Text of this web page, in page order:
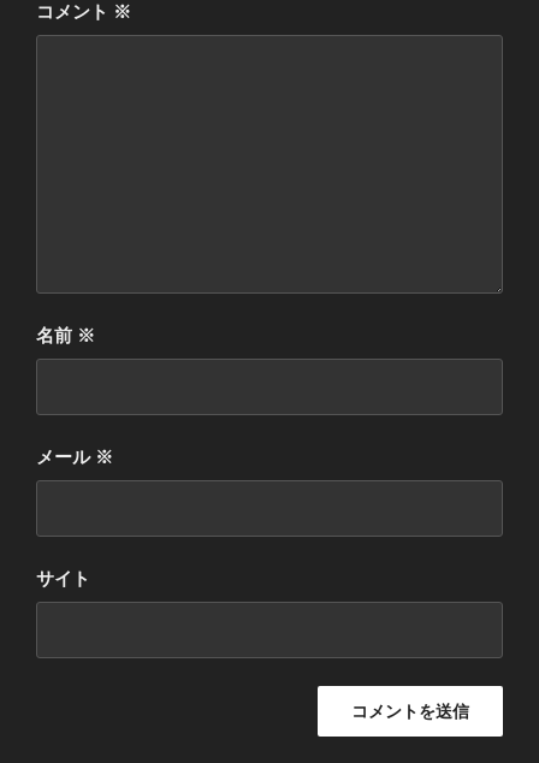
コメント ※
名前 ※
メール ※
サイト